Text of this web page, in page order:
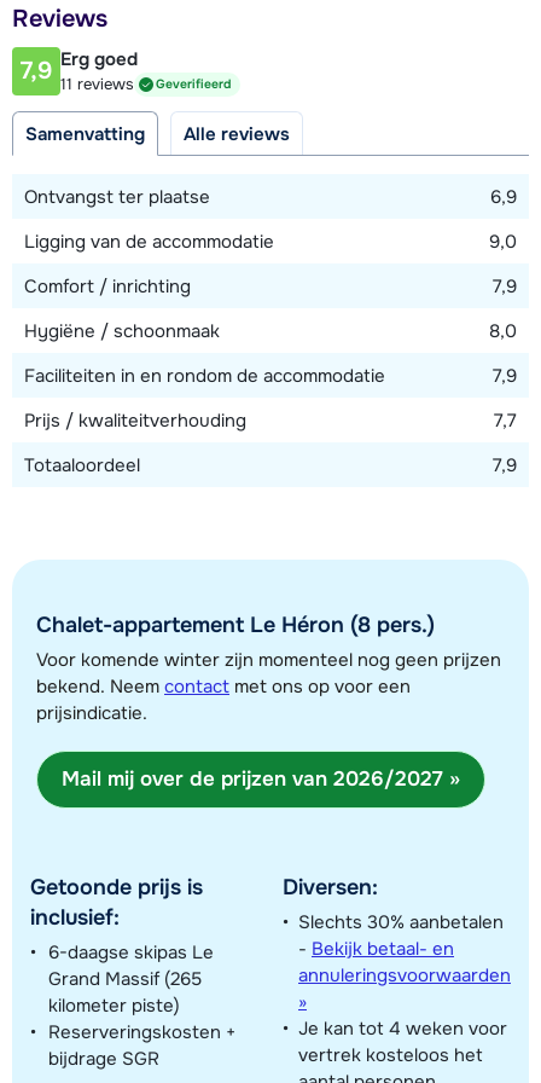
100 meter
Afstand tot piste
75 meter
100 meter
Bekijk kaart
Toon alle accommodaties in dit gebied
Reviews
7,9 Erg goed
11 reviews Geverifieerd
Samenvatting Alle reviews
Ontvangst ter plaatse
6,9
Ligging van de accommodatie
9,0
Comfort / inrichting
7,9
Hygiëne / schoonmaak
8,0
Faciliteiten in en rondom de accommodatie
7,9
Prijs / kwaliteitverhouding
7,7
Totaaloordeel
7,9
Chalet-appartement Le Héron (8 pers.)
Voor komende winter zijn momenteel nog geen prijzen
bekend. Neem contact met ons op voor een
prijsindicatie.
Mail mij over de prijzen van 2026/2027 »
Getoonde prijs is
inclusief:
6-daagse skipas Le
Grand Massif (265
kilometer piste)
Reserveringskosten +
bijdrage SGR
Diversen:
Slechts 30% aanbetalen
- Bekijk betaal- en
annuleringsvoorwaarden
»
Je kan tot 4 weken voor
vertrek kosteloos het